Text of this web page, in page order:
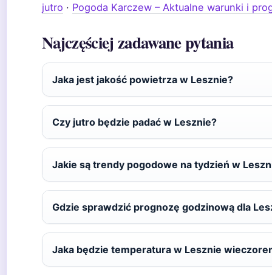
jutro · Pogoda Karczew – Aktualne warunki i
Najczęściej zadawane pytania
Jaka jest jakość powietrza w Lesznie?
Czy jutro będzie padać w Lesznie?
Jakie są trendy pogodowe na tydzień w
Gdzie sprawdzić prognozę godzinową dla
Jaka będzie temperatura w Lesznie